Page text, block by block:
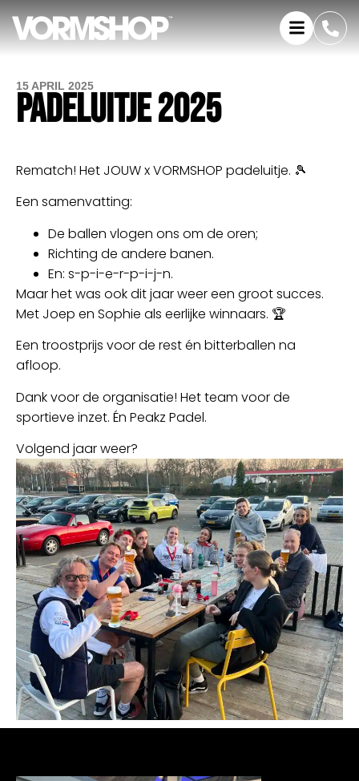
15 APRIL 2025
PADELUITJE 2025
Rematch! Het JOUW x VORMSHOP padeluitje. 🎾
Een samenvatting:
De ballen vlogen ons om de oren;
Richting de andere banen.
En: s-p-i-e-r-p-i-j-n.
Maar het was ook dit jaar weer een groot succes.
Met Joep en Sophie als eerlijke winnaars. 🏆
Een troostprijs voor de rest én bitterballen na
afloop.
Dank voor de organisatie! Het team voor de
sportieve inzet. Én Peakz Padel.
Volgend jaar weer?